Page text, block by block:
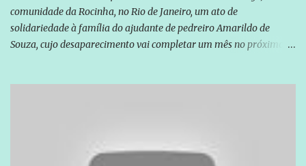
comunidade da Rocinha, no Rio de Janeiro, um ato de
solidariedade à família do ajudante de pedreiro Amarildo de
Souza, cujo desaparecimento vai completar um mês no próximo
são vítimas de violência, estão em situação de risco ou têm seus